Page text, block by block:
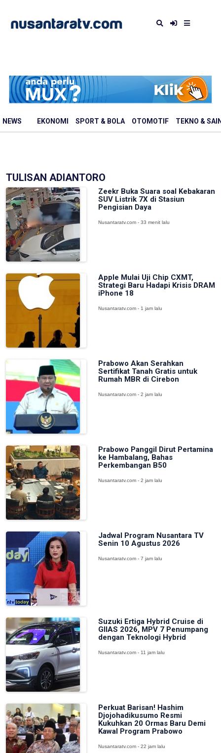
NEWS EKONOMI SPORT & BOLA OTOMOTIF TEKNO &
TULISAN ADIANTORO
Zeekr Buka Suara soal Kebakaran
SUV Listrik 7X di Stasiun
Pengisian Daya
Nusantaratv.com - 33 menit lalu
Apple Mulai Uji Chip CXMT,
Strategi Baru Hadapi Krisis DRAM
iPhone 18
Nusantaratv.com - 1 jam lalu
Prabowo Akan Serahkan
Sertifikat Tanah Gratis untuk
Rumah MBR di Cirebon
Nusantaratv.com - 2 jam lalu
Prabowo Panggil Dirut Pertamina
ke Hambalang, Bahas
Perkembangan B50
Nusantaratv.com - 2 jam lalu
Jadwal Program Nusantara TV
Senin 10 Agustus 2026
Nusantaratv.com - 7 jam lalu
Suzuki Ertiga Hybrid Cruise di
GIIAS 2026, MPV 7 Penumpang
dengan Teknologi Hybrid
Nusantaratv.com - 11 jam lalu
Perkuat Barisan! Hashim
Djojohadikusumo Resmi
Kukuhkan 20 Ormas Baru Demi
Kawal Program Prabowo
Nusantaratv.com - 22 jam lalu